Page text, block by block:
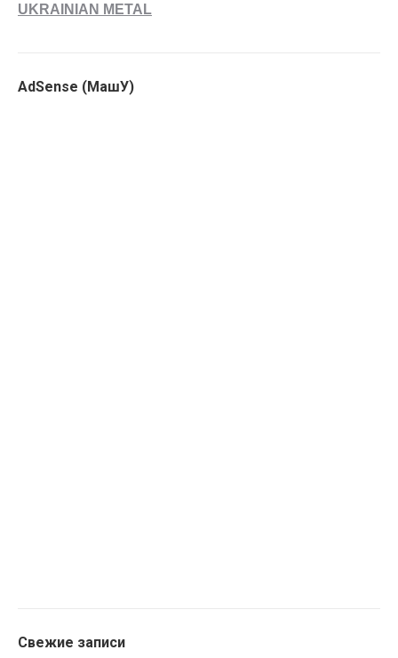
UKRAINIAN METAL
AdSense (МашУ)
Свежие записи